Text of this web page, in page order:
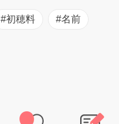
#初穂料 #名前